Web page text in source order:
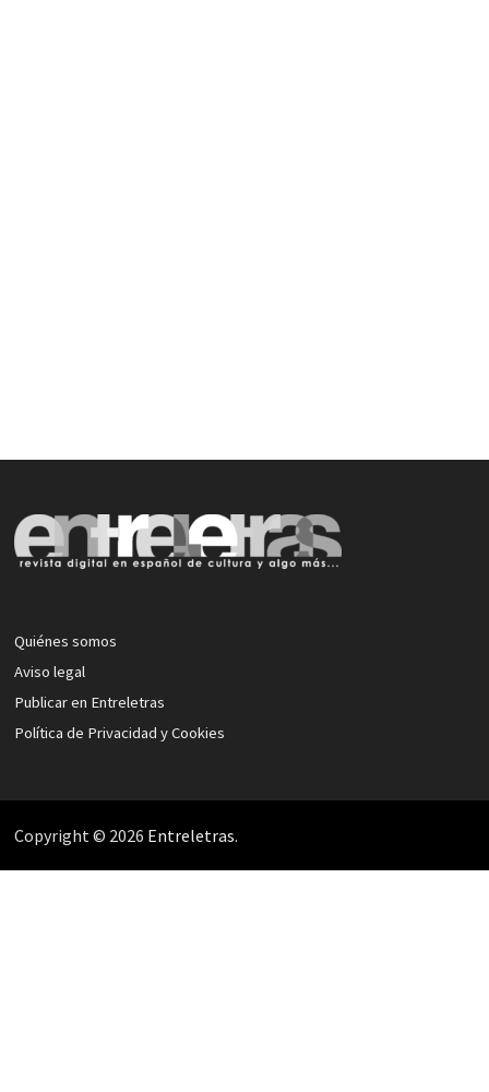
Quiénes somos
Aviso legal
Publicar en Entreletras
Política de Privacidad y Cookies
Copyright © 2026 Entreletras.